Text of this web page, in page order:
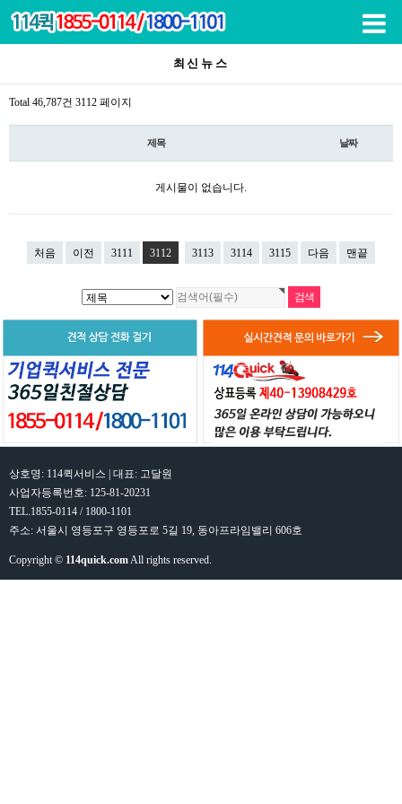
최신뉴스
Total 46,787건 3112 페이지
제목 날짜
게시물이 없습니다.
처음 이전 3111 3112 3113 3114 3115 다음 맨끝
상호명: 114퀵서비스 | 대표: 고달원
사업자등록번호: 125-81-20231
TEL.1855-0114 / 1800-1101
주소: 서울시 영등포구 영등포로 5길 19, 동아프라임밸리 606호
Copyright © 114quick.comAll rights reserved.